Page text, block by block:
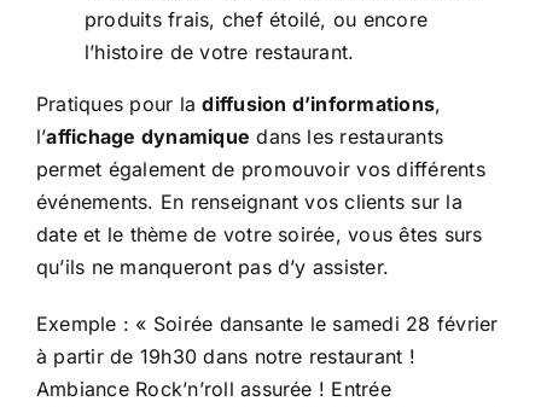
produits frais, chef étoilé, ou encore
l’histoire de votre restaurant.
Pratiques pour ladiffusion d’informations,
l’affichage dynamique dans les restaurants
permet également de promouvoir vos différents
événements. En renseignant vos clients sur la
date et le thème de votre soirée, vous êtes surs
qu’ils ne manqueront pas d’y assister.
Exemple : « Soirée dansante le samedi 28 février
à partir de 19h30 dans notre restaurant !
Ambiance Rock’n’roll assurée ! Entrée